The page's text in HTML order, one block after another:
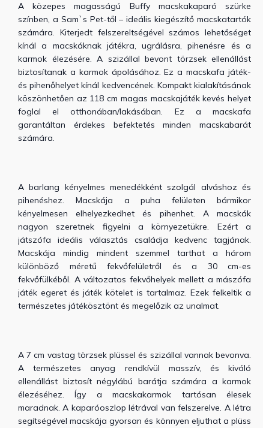
A közepes magasságú Buffy macskakaparó szürke
színben, a Sam`s Pet-től – ideális kiegészítő macskatartók
számára. Kiterjedt felszereltségével számos lehetőséget
kínál a macskáknak játékra, ugrálásra, pihenésre és a
karmok élezésére. A szizállal bevont törzsek ellenállást
biztosítanak a karmok ápolásához. Ez a macskafa játék-
és pihenőhelyet kínál kedvencének. Kompakt kialakításának
köszönhetően az 118 cm magas macskajáték kevés helyet
foglal el otthonában/lakásában. Ez a macskafa
garantáltan érdekes befektetés minden macskabarát
számára.
A barlang kényelmes menedékként szolgál alváshoz és
pihenéshez. Macskája a puha felületen bármikor
kényelmesen elhelyezkedhet és pihenhet. A macskák
nagyon szeretnek figyelni a környezetükre. Ezért a
játszófa ideális választás családja kedvenc tagjának.
Macskája mindig mindent szemmel tarthat a három
különböző méretű fekvőfelületről és a 30 cm-es
fekvőfülkéből. A változatos fekvőhelyek mellett a mászófa
játék egeret és játék kötelet is tartalmaz. Ezek felkeltik a
természetes játékösztönt és megelőzik az unalmat.
A 7 cm vastag törzsek plüssel és szizállal vannak bevonva.
A természetes anyag rendkívül masszív, és kiváló
ellenállást biztosít négylábú barátja számára a karmok
élezéséhez. Így a macskakarmok tartósan élesek
maradnak. A kaparóoszlop létrával van felszerelve. A létra
segítségével macskája gyorsan és könnyen eljuthat a plüss